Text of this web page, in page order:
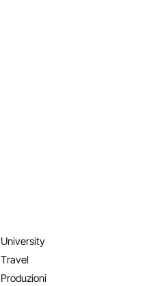
University
Travel
Produzioni